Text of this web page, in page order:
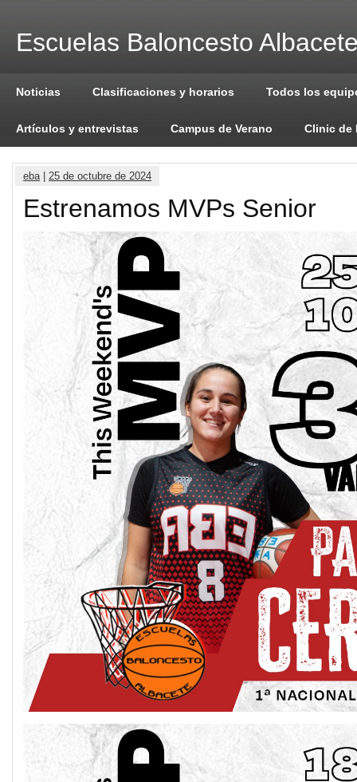
Escuelas Baloncesto
Noticias Clasificaciones y horarios Todos los
Artículos y entrevistas Campus de Verano Clinic de
eba| 25 de octubre de 2024
Estrenamos MVPs Senior